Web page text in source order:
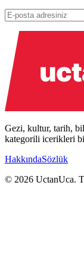
Gezi, kultur, tarih,
kategorili icerikleri
HakkındaSözlük
© 2026 UctanUca.